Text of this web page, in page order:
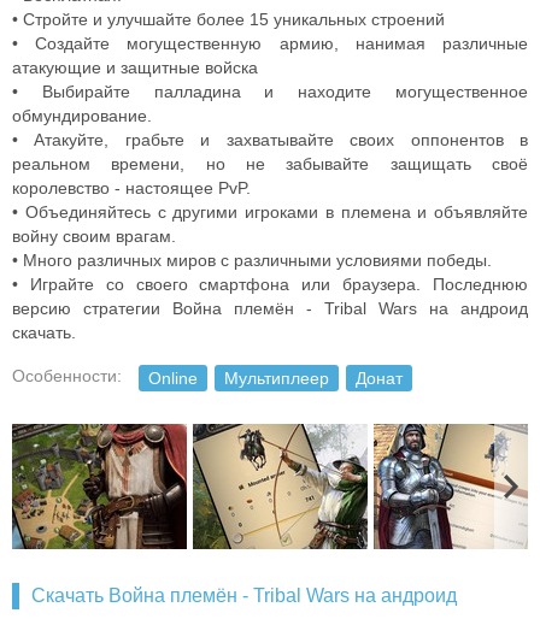
• Стройте и улучшайте более 15 уникальных строений
• Создайте могущественную армию, нанимая различные
атакующие и защитные войска
• Выбирайте палладина и находите могущественное
обмундирование.
• Атакуйте, грабьте и захватывайте своих оппонентов в
реальном времени, но не забывайте защищать своё
королевство - настоящее PvP.
• Объединяйтесь с другими игроками в племена и объявляйте
войну своим врагам.
• Много различных миров с различными условиями победы.
• Играйте со своего смартфона или браузера. Последнюю
версию стратегии Война племён - Tribal Wars на андроид
скачать.
Особенности: Online Мультиплеер Донат
Скачать Война племён - Tribal Wars на андроид